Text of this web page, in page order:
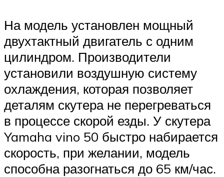
На модель установлен мощный
двухтактный двигатель с одним
цилиндром. Производители
установили воздушную систему
охлаждения, которая позволяет
деталям скутера не перегреваться
в процессе скорой езды. У скутера
Yamaha vino 50 быстро набирается
скорость, при желании, модель
способна разогнаться до 65 км/час.